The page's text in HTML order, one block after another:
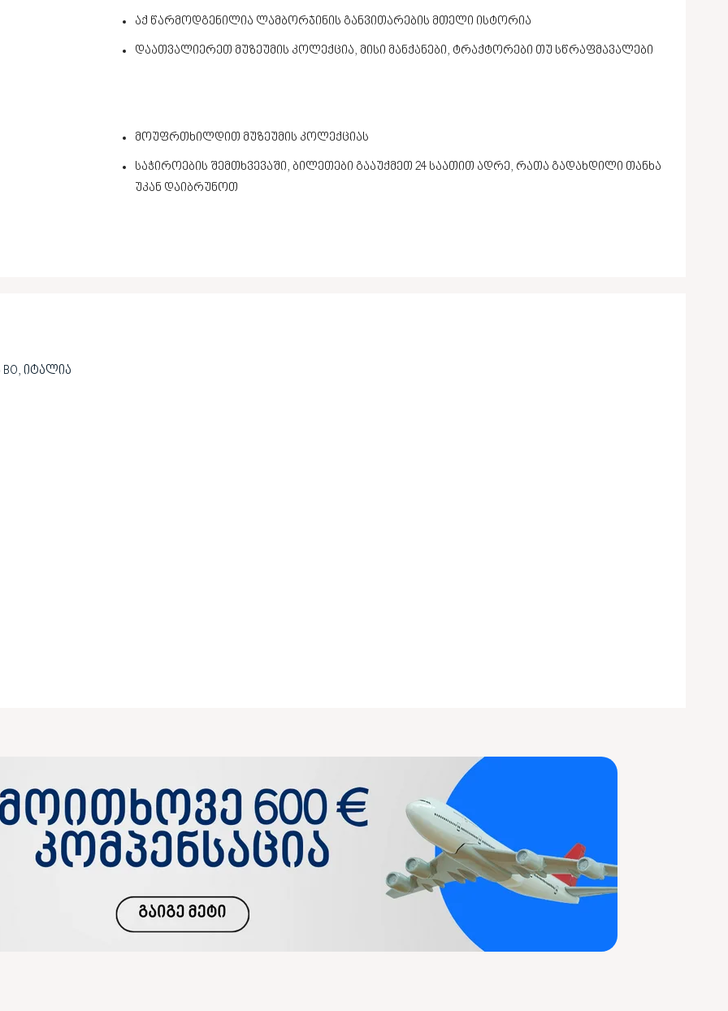
აქ წარმოდგენილია ლამბორჯინის განვითარების მთელი ისტორია
დაათვალიერეთ მუზეუმის კოლექცია, მისი მანქანები, ტრაქტორები თუ სწრაფმავალები
მოუფრთხილდით მუზეუმის კოლექციას
საჭიროების შემთხვევაში, ბილეთები გააუქმეთ 24 საათით ადრე, რათა გადახდილი თანხა
უკან დაიბრუნოთ
BO, იტალია